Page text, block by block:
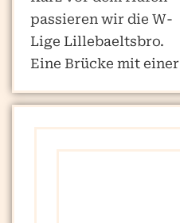
passieren wir die W-
Lige Lillebaeltsbro.
Eine Brücke mit einer
einen Strom-/und